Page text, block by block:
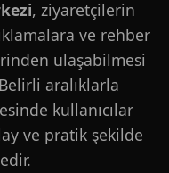
, ziyaretçilerin
ve rehber
ulaşabilmesi
aralıklarla
kullanıcılar
ve pratik şekilde